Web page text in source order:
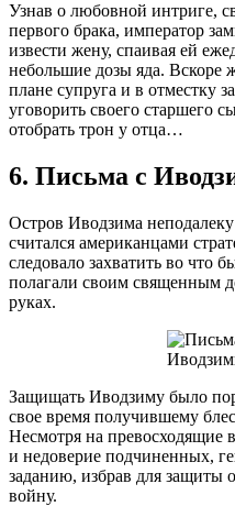
Узнав о любовной интриге,
первого брака, император
извести жену, спаивая ей
небольшие дозы яда. Вскоре
плане супруга и в отместку
уговорить своего старшего
отобрать трон у отца…
6. Письма с
Остров Иводзима
считался американцами
следовало захватить во что
полагали своим священным
руках.
Защищать Иводзиму было
свое время получившему
Несмотря на превосходящие
и недоверие подчиненных,
заданию, избрав для
войну.